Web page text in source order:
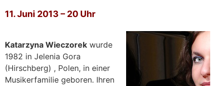
11. Juni 2013 – 20 Uhr
Katarzyna Wieczorek wurde
1982 in Jelenia Gora
(Hirschberg) , Polen, in einer
Musikerfamilie geboren. Ihren